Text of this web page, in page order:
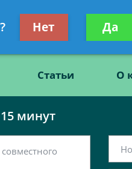
Получите
Статьи О
минут
Нет Да